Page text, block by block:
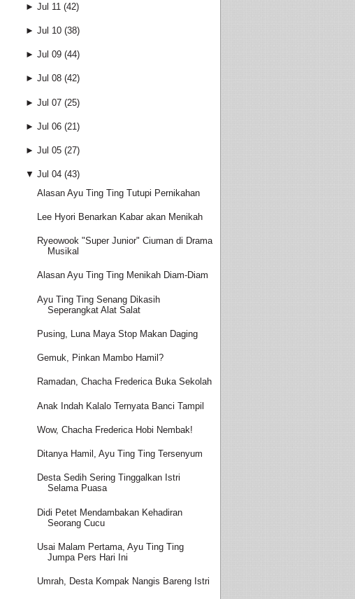
►Jul 11 (42)
►Jul 10 (38)
►Jul 09 (44)
►Jul 08 (42)
►Jul 07 (25)
►Jul 06 (21)
►Jul 05 (27)
▼Jul 04 (43)
Alasan Ayu Ting Ting Tutupi Pernikahan
Lee Hyori Benarkan Kabar akan Menikah
Ryeowook "Super Junior" Ciuman di Drama
Musikal
Alasan Ayu Ting Ting Menikah Diam-Diam
Ayu Ting Ting Senang Dikasih
Seperangkat Alat Salat
Pusing, Luna Maya Stop Makan Daging
Gemuk, Pinkan Mambo Hamil?
Ramadan, Chacha Frederica Buka Sekolah
Anak Indah Kalalo Ternyata Banci Tampil
Wow, Chacha Frederica Hobi Nembak!
Ditanya Hamil, Ayu Ting Ting Tersenyum
Desta Sedih Sering Tinggalkan Istri
Selama Puasa
Didi Petet Mendambakan Kehadiran
Seorang Cucu
Usai Malam Pertama, Ayu Ting Ting
Jumpa Pers Hari Ini
Umrah, Desta Kompak Nangis Bareng Istri